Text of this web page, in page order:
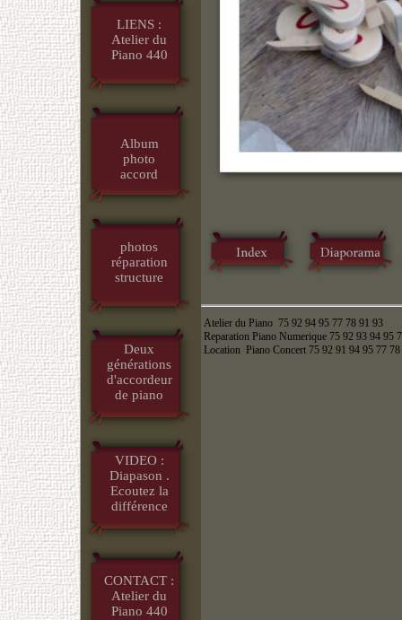
LIENS :
Atelier du
Piano 440
Album
photo
accord
photos
réparation
structure
Deux
générations
d'accordeur
de piano
VIDEO :
Diapason .
Ecoutez la
différence
CONTACT :
Atelier du
Piano 440
Atelier du Piano 75 92 94 95 77 78 91 93
Reparation Piano Numerique 75 92 93 94 95
Location Piano Concert 75 92 91 94 95 77